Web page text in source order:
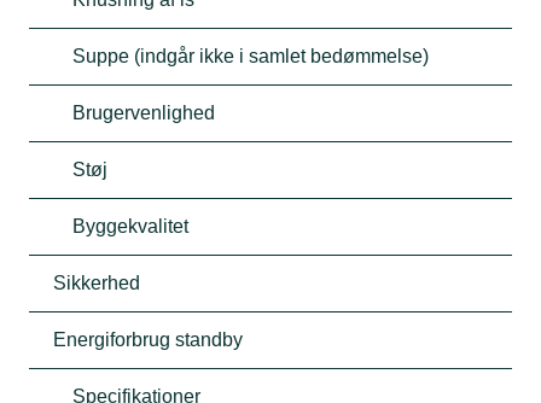
Suppe (indgår ikke i samlet bedømmelse)
Brugervenlighed
Støj
Byggekvalitet
Sikkerhed
Energiforbrug standby
Specifikationer